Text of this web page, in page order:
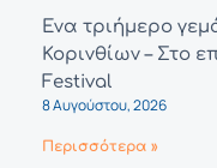
Ένα τριήμερο
Κορινθίων – Στο
Festival
8 Αυγούστου, 2026
Περισσότερα »